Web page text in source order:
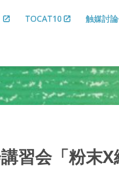
TOCAT10 触媒討
習会「粉末X